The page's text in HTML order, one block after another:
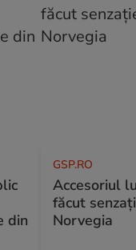
din
GSP.RO
Accesoriul
făcut
Norvegia